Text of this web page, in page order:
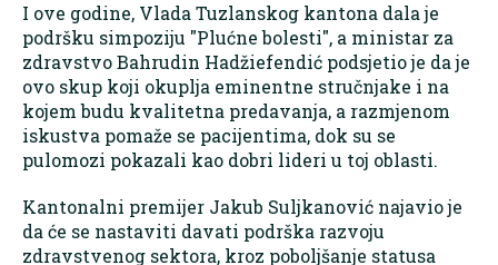
I ove godine, Vlada Tuzlanskog kantona dala je
podršku simpoziju "Plućne bolesti", a ministar za
zdravstvo Bahrudin Hadžiefendić podsjetio je da je
ovo skup koji okuplja eminentne stručnjake i na
kojem budu kvalitetna predavanja, a razmjenom
iskustva pomaže se pacijentima, dok su se
pulomozi pokazali kao dobri lideri u toj oblasti.
Kantonalni premijer Jakub Suljkanović najavio je
da će se nastaviti davati podrška razvoju
zdravstvenog sektora, kroz poboljšanje statusa